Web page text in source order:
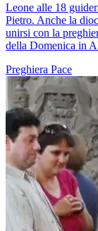
Leone alle 18
Pietro. Anche la
unirsi con la
della Domenica in
Preghiera Pace